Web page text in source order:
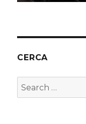
CERCA
Search
for: